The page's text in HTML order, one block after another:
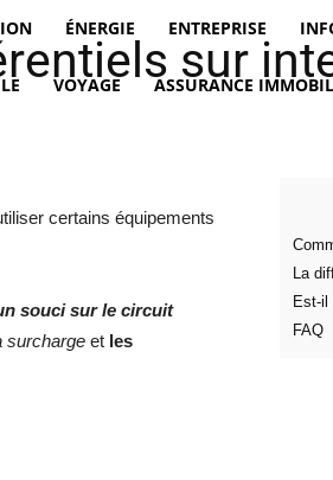
ÉNERGIE ENTREPRISE
VOYAGE ASSURANCE
sur
certains équipements
souci sur le circuit
surcharge et les
La
Est-il
FAQ